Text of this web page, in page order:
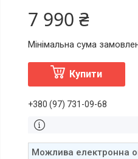
7 990 ₴
Мінімальна сума
Купити
+380 (97) 731-09-68